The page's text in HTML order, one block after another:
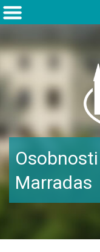
Marradas